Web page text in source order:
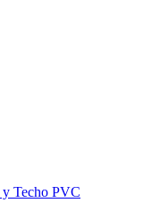
y Techo PVC